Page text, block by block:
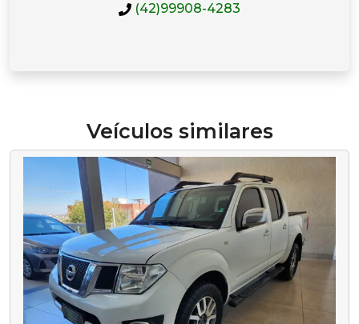
(42)99908-4283
Veículos similares